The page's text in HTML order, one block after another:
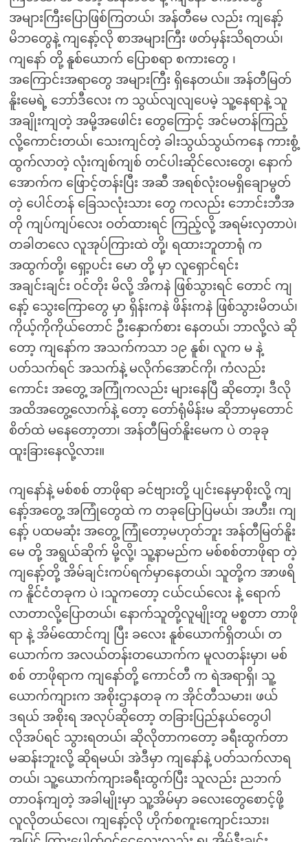
အများကြီးပြောဖြစ်ကြတယ်၊ အန်တီမေ လည်း ကျနော့်
မိဘတွေနဲ့ ကျနော့်လို စာအများကြီး ဖတ်မှန်းသိရတယ်၊
ကျနော် တို့ နူစ်ယောက် ပြောစရာ စကားတွေ ၊
အကြောင်းအရာတွေ အများကြီး ရှိနေတယ်။ အန်တီမြတ်
နိူးမေရဲ့ ဘော်ဒီလေး က သွယ်လျလျပေမဲ့ သူ့နေရာနဲ့ သူ
အချိုးကျတဲ့ အမို့အဖေါင်း တွေကြောင့် အင်မတန်ကြည့်
လို့ကောင်းတယ်၊ သေးကျင်တဲ့ ခါးသွယ်သွယ်ကနေ ကားစွံ့
ထွက်လာတဲ့ လုံးကျစ်ကျစ် တင်ပါးဆိုင်လေးတွေ၊ နောက်
အောက်က ဖြောင့်တန်းပြီး အဆီ အရစ်လုံးဝမရှိချောမွတ်
တဲ့ ပေါင်တန် ခြေသလုံးသား တွေ ကလည်း ဘောင်းဘီအ
တို ကျပ်ကျပ်လေး ဝတ်ထားရင် ကြည့်လို့ အရမ်းလှတာပဲ၊
တခါတလေ လူအုပ်ကြားထဲ တို့၊ ရထားဘူတာရုံ က
အထွက်တို့၊ ရှော့ပင်း မော တို့ မှာ လူရှောင်ရင်း
အချင်းချင်း ဝင်တိုး မိလို့ အိကနဲ ဖြစ်သွားရင် တောင် ကျ
နော့် သွေးကြောတွေ မှာ ရှိန်းကနဲ ဖိန်းကနဲ ဖြစ်သွားမိတယ်၊
ကိုယ့်ကိုကိုယ်တောင် ဦးနှောက်စား နေတယ်၊ ဘာလို့လဲ ဆို
တော့ ကျနော်က အသက်ကသာ ၁၉ နူစ်၊ လူက မ နဲ့
ပတ်သက်ရင် အသက်နဲ့ မလိုက်အောင်ကို၊ ကံလည်း
ကောင်း အတွေ့ အကြုံကလည်း များနေပြီ ဆိုတော့၊ ဒီလို
အထိအတွေ့လောက်နဲ့ တော့ တော်ရုံမိန်းမ ဆိုဘာမှတောင်
စိတ်ထဲ မနေတော့တာ၊ အန်တီမြတ်နိူးမေက ပဲ တခုခု
ထူးခြားနေလို့လား။
ကျနော်နဲ့ မစ်စစ် တာဖိုရာ ခင်ဗျားတို့ ပျင်းနေမှာစိုးလို့ ကျ
နော့်အတွေ့ အကြုံတွေထဲ က တခုပြောပြမယ်၊ အဟီး၊ ကျ
နော့် ပထမဆုံး အတွေ့ ကြုံတော့မဟုတ်ဘူး အန်တီမြတ်နိူး
မေ တို့ အရွယ်ဆိုက် မို့လို့၊ သူ့နာမည်က မစ်စစ်တာဖိုရာ တဲ့
ကျနော့်တို့ အိမ်ချင်းကပ်ရက်မှာနေတယ်၊ သူတို့က အာဖရိ
က နိူင်ငံတခုက ပဲ ၊သူကတော့ ငယ်ငယ်လေး နဲ့ ရောက်
လာတာလို့ပြောတယ်၊ နောက်သူတို့လူမျိုးတူ မစ္စတာ တာဖို
ရာ နဲ့ အိမ်ထောင်ကျ ပြီး ခလေး နူစ်ယောက်ရှိတယ်၊ တ
ယောက်က အလယ်တန်းတယောက်က မူလတန်းမှာ၊ မစ်
စစ် တာဖိုရာက ကျနော်တို့ ကောင်တီ က ရဲအရာရှိ၊ သူ့
ယောက်ကျားက အစိုးဌာနတခု က အိုင်တီသမား၊ ဖယ်
ဒရယ် အစိုးရ အလုပ်ဆိုတော့ တခြားပြည်နယ်တွေပါ
လိုအပ်ရင် သွားရတယ်၊ ဆိုလိုတာကတော့ ခရီးထွက်တာ
မဆန်းဘူးလို့ ဆိုရမယ်၊ အဲဒီမှာ ကျနော်နဲ့ ပတ်သက်လာရ
တယ်၊ သူ့ယောက်ကျားခရီးထွက်ပြီး သူလည်း ညဘက်
တာဝန်ကျတဲ့ အခါမျိုးမှာ သူ့အိမ်မှာ ခလေးတွေစောင့်ဖို့
လူလိုတယ်လေ၊ ကျနော့်လို ဟိုက်စကူးကျောင်းသား၊